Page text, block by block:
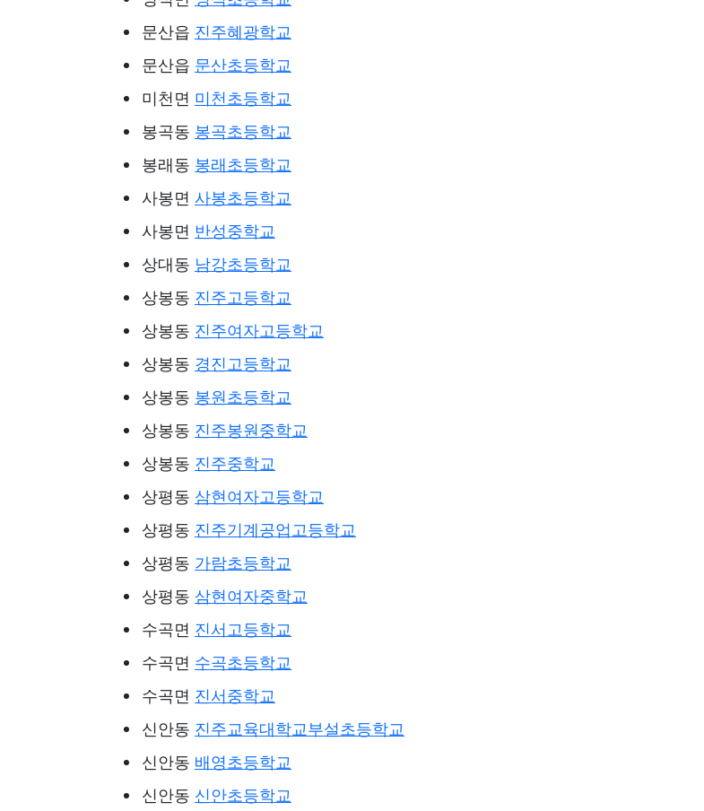
문산읍 진주혜광학교
문산읍 문산초등학교
미천면 미천초등학교
봉곡동 봉곡초등학교
봉래동 봉래초등학교
사봉면 사봉초등학교
사봉면 반성중학교
상대동 남강초등학교
상봉동 진주고등학교
상봉동 진주여자고등학교
상봉동 경진고등학교
상봉동 봉원초등학교
상봉동 진주봉원중학교
상봉동 진주중학교
상평동 삼현여자고등학교
상평동 진주기계공업고등학교
상평동 가람초등학교
상평동 삼현여자중학교
수곡면 진서고등학교
수곡면 수곡초등학교
수곡면 진서중학교
신안동 진주교육대학교부설초등학교
신안동 배영초등학교
신안동 신안초등학교